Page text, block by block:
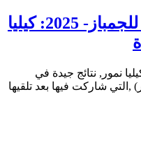
جمباز- بطولة ايطاليا للجمباز- 2025: كيليا
نمور, نتائج جيدة في
(27-28 سبتمبر) ,التي شاركت فيها بعد تلقيها